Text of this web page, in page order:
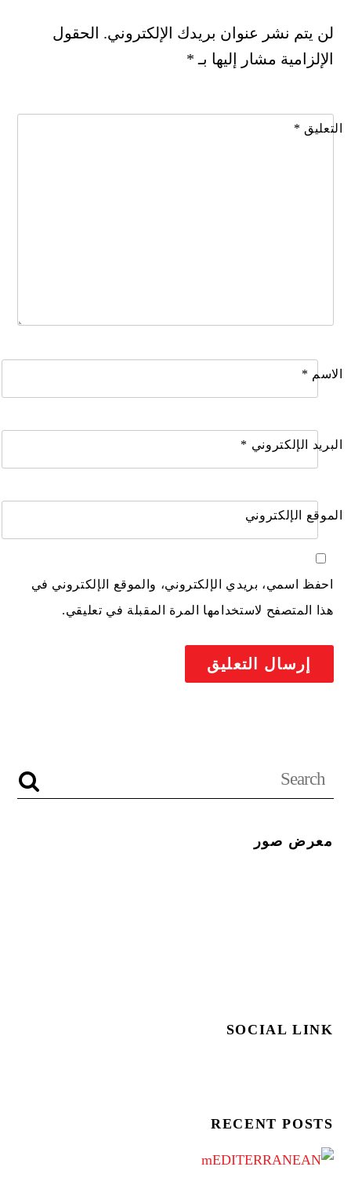
لن يتم نشر عنوان بريدك الإلكتروني. الحقول
الإلزامية مشار إليها بـ *
التعليق *
الاسم *
البريد الإلكتروني *
الموقع الإلكتروني
احفظ اسمي، بريدي الإلكتروني، والموقع الإلكتروني في
هذا المتصفح لاستخدامها المرة المقبلة في تعليقي.
معرض صور
SOCIAL LINK
RECENT POSTS